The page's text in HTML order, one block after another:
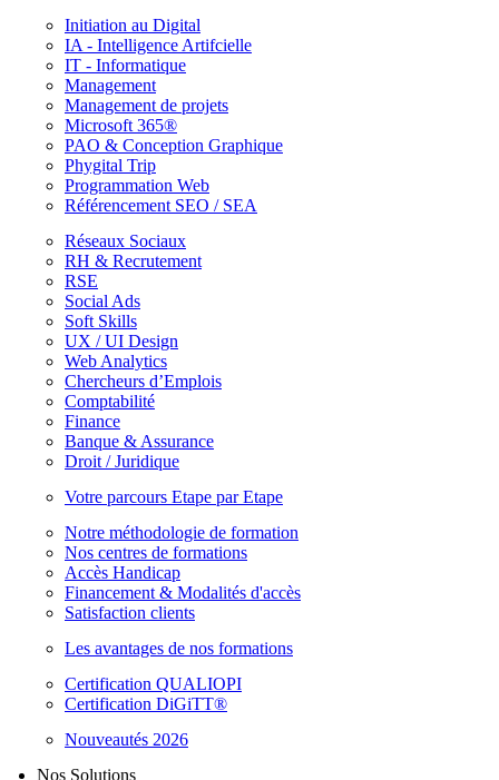
Initiation au Digital
IA - Intelligence Artifcielle
IT - Informatique
Management
Management de projets
Microsoft 365®
PAO & Conception Graphique
Phygital Trip
Programmation Web
Référencement SEO / SEA
Réseaux Sociaux
RH & Recrutement
RSE
Social Ads
Soft Skills
UX / UI Design
Web Analytics
Chercheurs d’Emplois
Comptabilité
Finance
Banque & Assurance
Droit / Juridique
Votre parcours Etape par Etape
Notre méthodologie de formation
Nos centres de formations
Accès Handicap
Financement & Modalités d'accès
Satisfaction clients
Les avantages de nos formations
Certification QUALIOPI
Certification DiGiTT®
Nouveautés 2026
Nos Solutions